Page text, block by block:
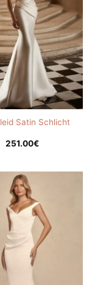
Satin Schlicht
251.00€